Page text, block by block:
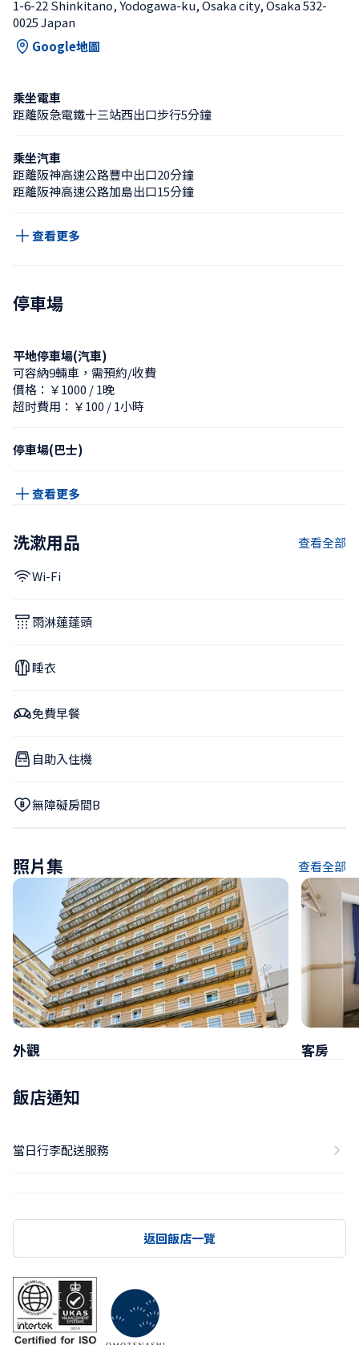
1-6-22 Shinkitano, Yodogawa-ku, Osaka city, Osaka 532-
0025 Japan
Google地圖
乘坐電車
距離阪急電鐵十三站西出口步行5分鐘
乘坐汽車
距離阪神高速公路豐中出口20分鐘
距離阪神高速公路加島出口15分鐘
查看更多
停車場
平地停車場(汽車)
可容納9輛車，需預約/收費
價格：￥1000 / 1晚
超时費用：￥100 / 1小時
停車場(巴士)
查看更多
洗漱用品 查看全部
Wi-Fi
雨淋蓮蓬頭
睡衣
免費早餐
自助入住機
無障礙房間B
照片集 查看全部
外觀 客房
飯店通知
當日行李配送服務
返回飯店一覽